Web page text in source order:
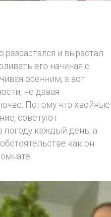
и вырастал
его начиная с
осенним, а вот
не давая
Потому что хвойные
советуют
погоду каждый день, а
как он